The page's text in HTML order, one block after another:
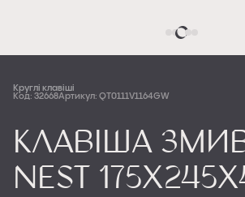
Круглі клавіші
Код: 32668Артикул: QT0111V1164GW
Клавіша
Nest